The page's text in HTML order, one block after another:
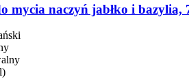
mycia naczyń jabłko i bazylia,